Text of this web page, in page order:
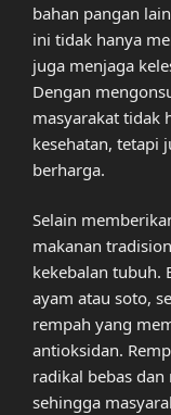
bahan pangan
ini tidak hanya
juga menjaga
Dengan
masyarakat tidak
kesehatan, tetapi
berharga.
Selain
makanan
kekebalan tubuh.
ayam atau soto,
rempah yang
antioksidan.
radikal bebas
sehingga